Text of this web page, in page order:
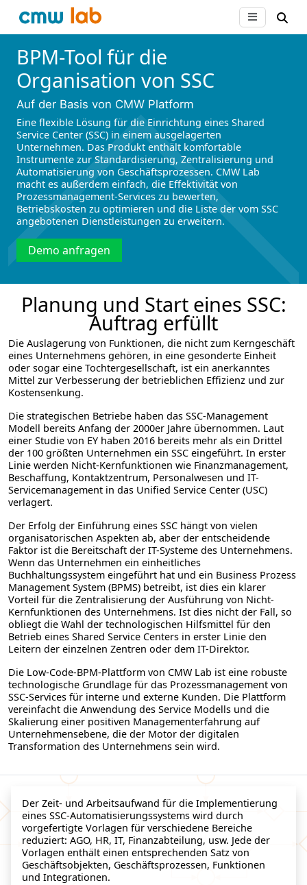
BPM-Tool für die
Organisation von SSC
Auf der Basis von CMW Platform
Eine flexible Lösung für die Einrichtung eines Shared
Service Center (SSC) in einem ausgelagerten
Unternehmen. Das Produkt enthält komfortable
Instrumente zur Standardisierung, Zentralisierung und
Automatisierung von Geschäftsprozessen. CMW Lab
macht es außerdem einfach, die Effektivität von
Prozessmanagement-Services zu bewerten,
Betriebskosten zu optimieren und die Liste der vom SSC
angebotenen Dienstleistungen zu erweitern.
Demo anfragen
Planung und Start eines SSC:
Auftrag erfüllt
Die Auslagerung von Funktionen, die nicht zum Kerngeschäft
eines Unternehmens gehören, in eine gesonderte Einheit
oder sogar eine Tochtergesellschaft, ist ein anerkanntes
Mittel zur Verbesserung der betrieblichen Effizienz und zur
Kostensenkung.
Die strategischen Betriebe haben das SSC-Management
Modell bereits Anfang der 2000er Jahre übernommen. Laut
einer Studie von EY haben 2016 bereits mehr als ein Drittel
der 100 größten Unternehmen ein SSC eingeführt. In erster
Linie werden Nicht-Kernfunktionen wie Finanzmanagement,
Beschaffung, Kontaktzentrum, Personalwesen und IT-
Servicemanagement in das Unified Service Center (USC)
verlagert.
Der Erfolg der Einführung eines SSC hängt von vielen
organisatorischen Aspekten ab, aber der entscheidende
Faktor ist die Bereitschaft der IT-Systeme des Unternehmens.
Wenn das Unternehmen ein einheitliches
Buchhaltungssystem eingeführt hat und ein Business Prozess
Management System (BPMS) betreibt, ist dies ein klarer
Vorteil für die Zentralisierung der Ausführung von Nicht-
Kernfunktionen des Unternehmens. Ist dies nicht der Fall, so
obliegt die Wahl der technologischen Hilfsmittel für den
Betrieb eines Shared Service Centers in erster Linie den
Leitern der einzelnen Zentren oder dem IT-Direktor.
Die Low-Code-BPM-Plattform von CMW Lab ist eine robuste
technologische Grundlage für das Prozessmanagement von
SSC-Services für interne und externe Kunden. Die Plattform
vereinfacht die Anwendung des Service Modells und die
Skalierung einer positiven Managementerfahrung auf
Unternehmensebene, die der Motor der digitalen
Transformation des Unternehmens sein wird.
Der Zeit- und Arbeitsaufwand für die Implementierung
eines SSC-Automatisierungssystems wird durch
vorgefertigte Vorlagen für verschiedene Bereiche
reduziert: AGO, HR, IT, Finanzabteilung, usw. Jede der
Vorlagen enthält einen entsprechenden Satz von
Geschäftsobjekten, Geschäftsprozessen, Funktionen
und Integrationen.